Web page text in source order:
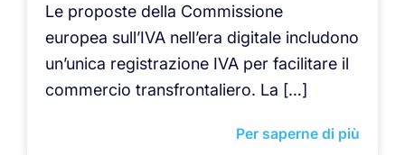
Le proposte della Commissione
europea sull’IVA nell’era digitale includono
un’unica registrazione IVA per facilitare il
commercio transfrontaliero. La […]
Per saperne di più